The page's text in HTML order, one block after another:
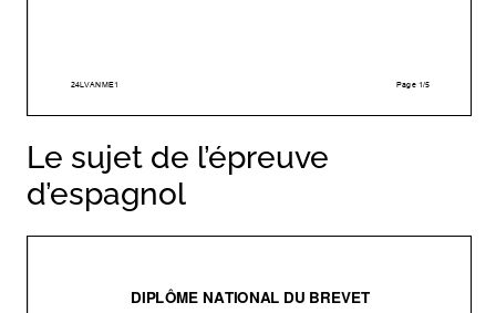
Le sujet de l’épreuve
d’espagnol